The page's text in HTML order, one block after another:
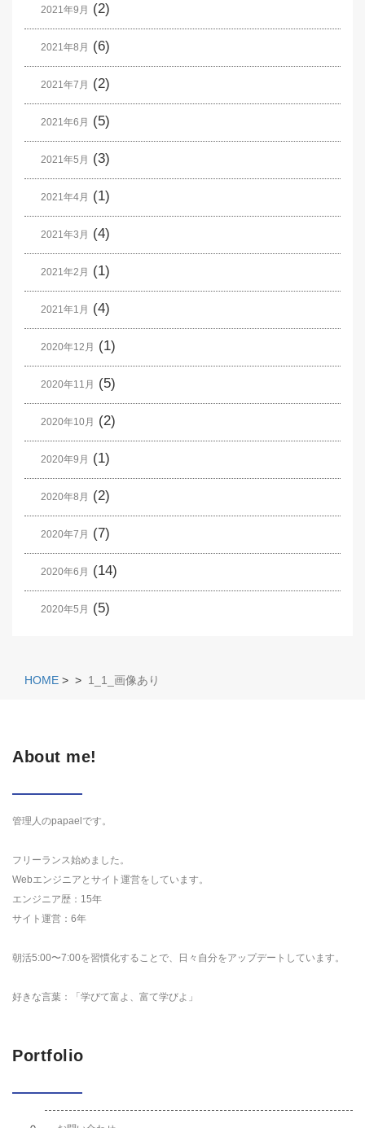
2021年9月 (2)
2021年8月 (6)
2021年7月 (2)
2021年6月 (5)
2021年5月 (3)
2021年4月 (1)
2021年3月 (4)
2021年2月 (1)
2021年1月 (4)
2020年12月 (1)
2020年11月 (5)
2020年10月 (2)
2020年9月 (1)
2020年8月 (2)
2020年7月 (7)
2020年6月 (14)
2020年5月 (5)
HOME > > 1_1_画像あり
About me!
管理人のpapaelです。
フリーランス始めました。
Webエンジニアとサイト運営をしています。
エンジニア歴：15年
サイト運営：6年
朝活5:00〜7:00を習慣化することで、日々自分をアップデートしています。
好きな言葉：「学びて富よ、富て学びよ」
Portfolio